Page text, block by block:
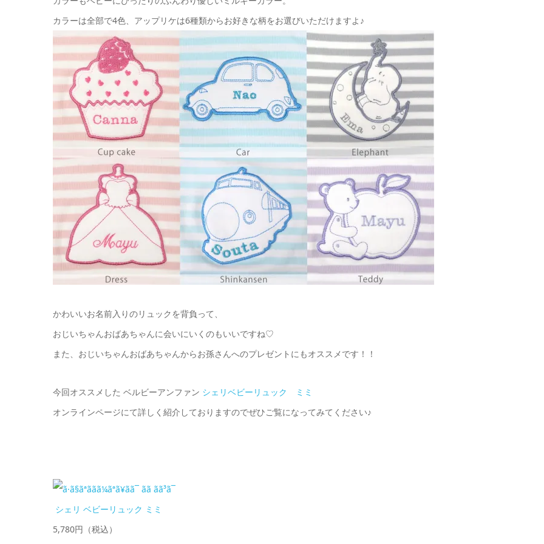
カラーは全部で4色、アップリケは6種類からお好きな柄をお選びいただけますよ♪
かわいいお名前入りのリュックを背負って、
おじいちゃんおばあちゃんに会いにいくのもいいですね♡
また、おじいちゃんおばあちゃんからお孫さんへのプレゼントにもオススメです！！
今回オススメした ベルビーアンファン シェリベビーリュック ミミ
オンラインページにて詳しく紹介しておりますのでぜひご覧になってみてください♪
シェリ ベビーリュック ミミ
5,780円（税込）